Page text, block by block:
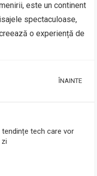
este un continent
spectaculoase,
o experiență de
ÎNAINTE
tech care vor